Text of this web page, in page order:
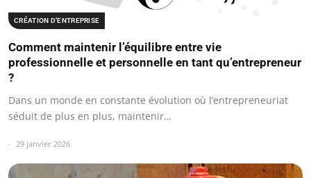
CRÉATION D’ENTREPRISE
Comment maintenir l’équilibre entre vie
professionnelle et personnelle en tant qu’entrepreneur
?
Dans un monde en constante évolution où l’entrepreneuriat
séduit de plus en plus, maintenir…
29 janvier 2026